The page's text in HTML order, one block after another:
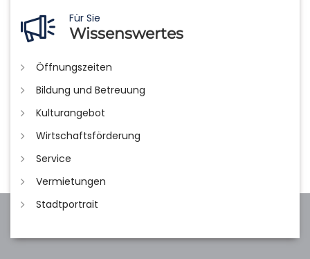
Für Sie
Wissenswertes
Öffnungszeiten
Bildung und Betreuung
Kulturangebot
Wirtschaftsförderung
Service
Vermietungen
Stadtportrait